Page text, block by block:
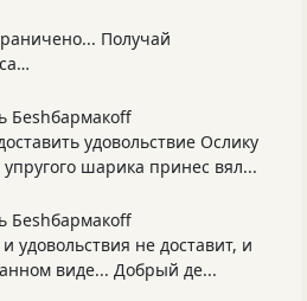
Получай
Беshбармакоff
удовольствие Ослику
шарика принес вял...
Беshбармакоff
не доставит, и
виде... Добрый де...